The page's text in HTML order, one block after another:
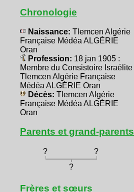
Chronologie
Naissance: Tlemcen Algérie
Française Médéa ALGÉRIE
Oran
Profession: 18 jan 1905 :
Membre du Consistoire Israélite
Tlemcen Algérie Française
Médéa ALGÉRIE Oran
Décès: Tlemcen Algérie
Française Médéa ALGÉRIE
Oran
Parents et grand-parents
? ?
?
Frères et sœurs